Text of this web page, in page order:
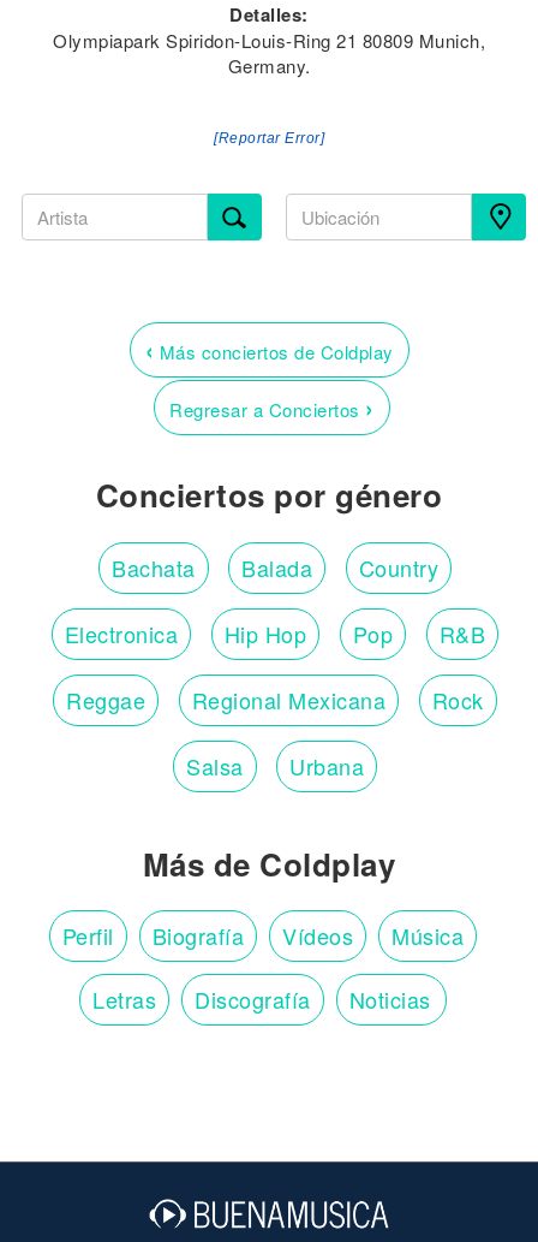
Detalles:
Olympiapark Spiridon-Louis-Ring 21 80809 Munich,
Germany.
[Reportar Error]
‹ Más conciertos de Coldplay
Regresar a Conciertos ›
Conciertos por género
Bachata Balada Country
Electronica Hip Hop Pop R&B
Reggae Regional Mexicana Rock
Salsa Urbana
Más de Coldplay
Perfil Biografía Vídeos Música
Letras Discografía Noticias